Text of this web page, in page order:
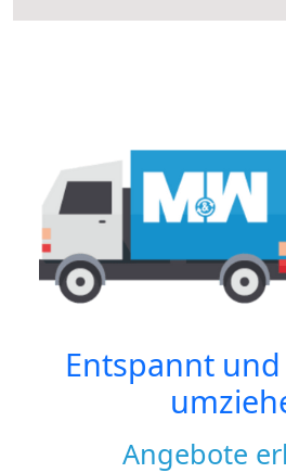
Entspannt
Angebote